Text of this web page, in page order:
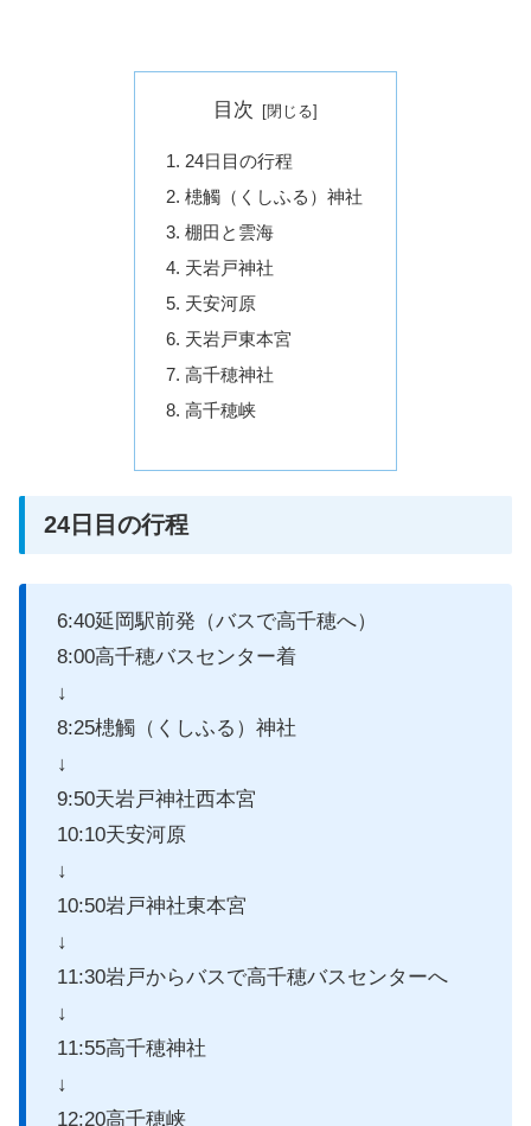
目次
24日目の行程
槵觸（くしふる）神社
棚田と雲海
天岩戸神社
天安河原
天岩戸東本宮
高千穂神社
高千穂峡
24日目の行程
6:40延岡駅前発（バスで高千穂へ）
8:00高千穂バスセンター着
↓
8:25槵觸（くしふる）神社
↓
9:50天岩戸神社西本宮
10:10天安河原
↓
10:50岩戸神社東本宮
↓
11:30岩戸からバスで高千穂バスセンターへ
↓
11:55高千穂神社
↓
12:20高千穂峡